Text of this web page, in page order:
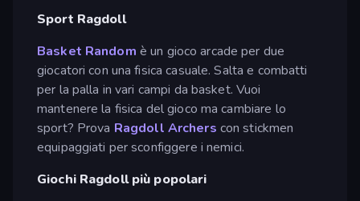
Sport Ragdoll
Basket Random è un gioco arcade per due
giocatori con una fisica casuale. Salta e combatti
per la palla in vari campi da basket. Vuoi
mantenere la fisica del gioco ma cambiare lo
sport? Prova Ragdoll Archers con stickmen
equipaggiati per sconfiggere i nemici.
Giochi Ragdoll più popolari